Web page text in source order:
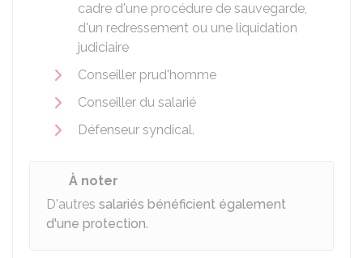
cadre d'une procédure de sauvegarde,
d'un redressement ou une liquidation
judiciaire
Conseiller prud'homme
Conseiller du salarié
Défenseur syndical.
À noter
D'autres salariés bénéficient également
d'une protection.